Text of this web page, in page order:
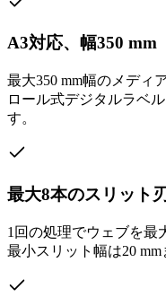
A3対応、幅350 mm
最大350 mm幅のメディ
ロール式デジタルラベ
す。
最大8本のスリット刃
1回の処理でウェブを最
最小スリット幅は20 mm